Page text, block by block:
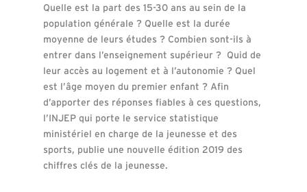
Quelle est la part des 15-30 ans au sein de la
population générale ? Quelle est la durée
moyenne de leurs études ? Combien sont-ils à
entrer dans l’enseignement supérieur ? Quid de
leur accès au logement et à l’autonomie ? Quel
est l’âge moyen du premier enfant ? Afin
d’apporter des réponses fiables à ces questions,
l’INJEP qui porte le service statistique
ministériel en charge de la jeunesse et des
sports, publie une nouvelle édition 2019 des
chiffres clés de la jeunesse.